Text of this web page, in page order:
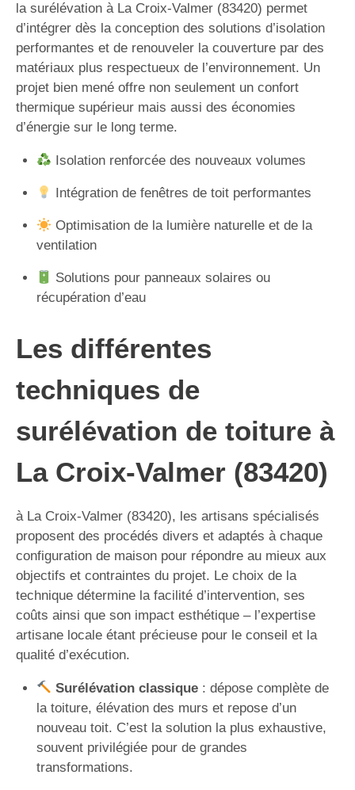
la surélévation à La Croix-Valmer (83420) permet
d’intégrer dès la conception des solutions d’isolation
performantes et de renouveler la couverture par des
matériaux plus respectueux de l’environnement. Un
projet bien mené offre non seulement un confort
thermique supérieur mais aussi des économies
d’énergie sur le long terme.
Isolation renforcée des nouveaux volumes
Intégration de fenêtres de toit performantes
Optimisation de la lumière naturelle et de la
ventilation
Solutions pour panneaux solaires ou
récupération d’eau
Les différentes
techniques de
surélévation de toiture à
La Croix-Valmer (83420)
à La Croix-Valmer (83420), les artisans spécialisés
proposent des procédés divers et adaptés à chaque
configuration de maison pour répondre au mieux aux
objectifs et contraintes du projet. Le choix de la
technique détermine la facilité d’intervention, ses
coûts ainsi que son impact esthétique – l’expertise
artisane locale étant précieuse pour le conseil et la
qualité d’exécution.
Surélévation classique: dépose complète de
la toiture, élévation des murs et repose d’un
nouveau toit. C’est la solution la plus exhaustive,
souvent privilégiée pour de grandes
transformations.